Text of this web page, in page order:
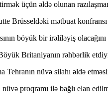
üçün əldə olunan
Brüsseldəki mətbuat konfransı
böyük bir irəliləyiş
Britaniyanın rəhbərlik etdiyi
nüvə silahı əldə
nüvə proqramı ilə bağlı elan